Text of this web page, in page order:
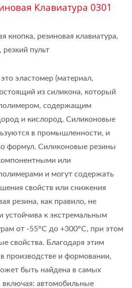
Клавиатура 0301
кнопка, резиновая клавиатура,
резкий пульт
эластомер (материал,
из силикона, который
полимером, содержащим
и кислород. Силиконовые
в промышленности, и
формул. Силиконовые резины
или
и могут содержать
свойств или снижения
резина, как правило, не
устойчива к экстремальным
от -55°C до +300°C, при этом
свойства. Благодаря этим
производстве и формовании,
быть найдена в самых
включая: автомобильные